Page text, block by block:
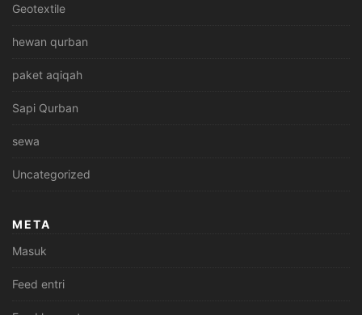
Geotextile
hewan qurban
paket aqiqah
Sapi Qurban
sewa
Uncategorized
META
Masuk
Feed entri